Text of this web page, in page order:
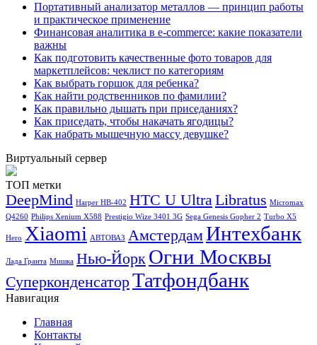
Портативный анализатор металлов — принцип работы
и практическое применение
Финансовая аналитика в e-commerce: какие показатели
важны
Как подготовить качественные фото товаров для
маркетплейсов: чеклист по категориям
Как выбрать горшок для ребенка?
Как найти родственников по фамилии?
Как правильно дышать при приседаниях?
Как приседать, чтобы накачать ягодицы?
Как набрать мышечную массу девушке?
Виртуальный сервер
ТОП метки
DeepMind Harper HB-402 HTC U UltraLibratus Micromax
Q4260 Philips Xenium X588 Prestigio Wize 3401 3G Sega Genesis Gopher 2 Turbo X5
Hero Xiaomi АВТОВАЗ АмстердамИнтехбанк
Лада Гранта Мишка Нью-Йорк Огни Москвы
СуперконденсаторТатфондбанк
Навигация
Главная
Контакты